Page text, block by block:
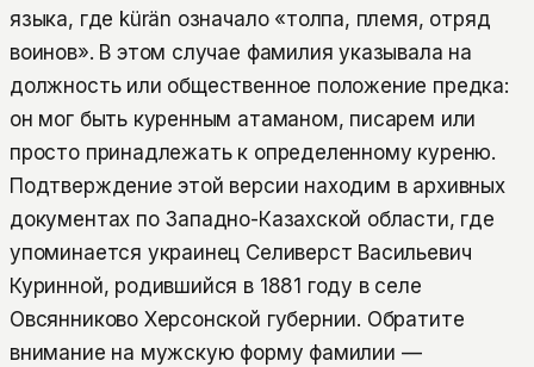
языка, где kürän означало «толпа, племя, отряд
воинов». В этом случае фамилия указывала на
должность или общественное положение предка:
он мог быть куренным атаманом, писарем или
просто принадлежать к определенному куреню.
Подтверждение этой версии находим в архивных
документах по Западно-Казахской области, где
упоминается украинец Селиверст Васильевич
Куринной, родившийся в 1881 году в селе
Овсянниково Херсонской губернии. Обратите
внимание на мужскую форму фамилии —